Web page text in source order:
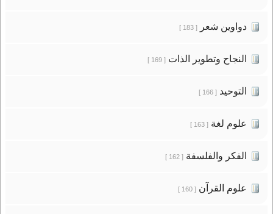
دواوين شعر[ 183 ]
النجاح وتطوير الذات[ 169 ]
التوحيد[ 166 ]
علوم لغة[ 163 ]
الفكر والفلسفة[ 162 ]
علوم القرآن[ 160 ]